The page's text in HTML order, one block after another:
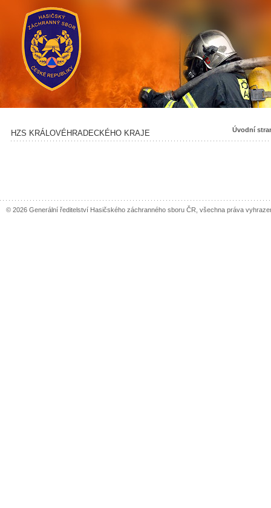
Úvodní
HZS KRÁLOVÉHRADECKÉHO KRAJE
© 2026 Generální ředitelství Hasičského záchranného sboru ČR, všechna práva